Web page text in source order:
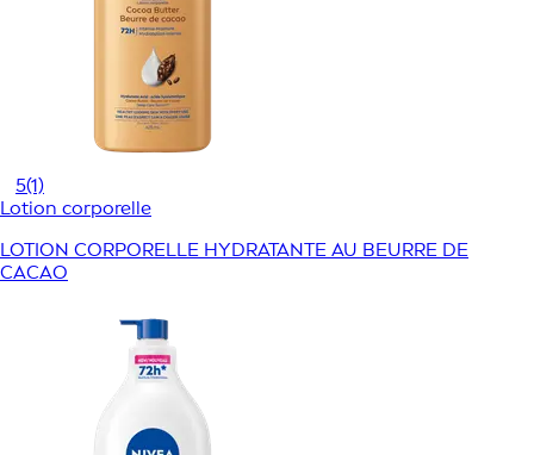
5(1)
Lotion corporelle
LOTION CORPORELLE HYDRATANTE AU BEURRE DE
CACAO